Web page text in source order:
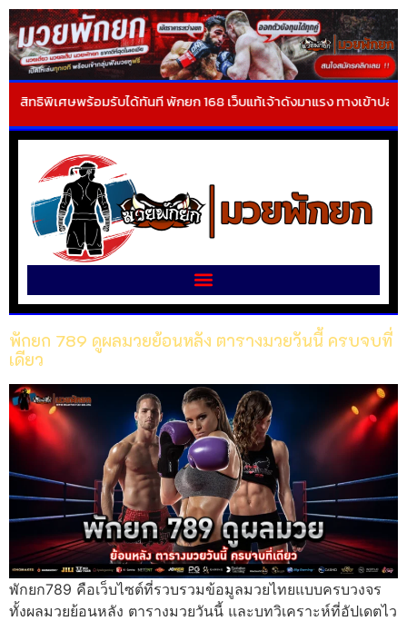
ร้อมรับได้ทันที พักยก 168 เว็บแท้เจ้าดังมาแรง ทางเข้าปลอดภัย เล่นง่า
พักยก 789 ดูผลมวยย้อนหลัง ตารางมวยวันนี้ ครบจบที่
เดียว
พักยก789 คือเว็บไซต์ที่รวบรวมข้อมูลมวยไทยแบบครบวงจร
ทั้งผลมวยย้อนหลัง ตารางมวยวันนี้ และบทวิเคราะห์ที่อัปเดตไว